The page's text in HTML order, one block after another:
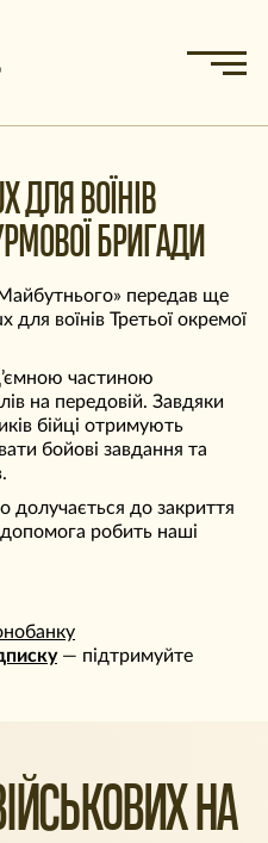
ДЛЯ ВОЇНІВ
БРИГАДИ
передав ще
воїнів Третьої окремої
частиною
на передовій. Завдяки
бійці отримують
бойові завдання та
до закриття
робить наші
— підтримуйте
НА